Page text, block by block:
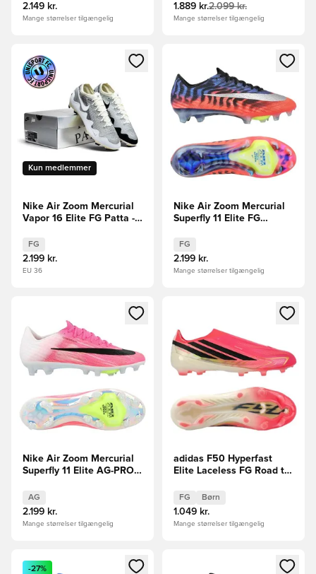
2.149 kr.
Mange størrelser tilgængelig
1.889 kr.2.099 kr.
Mange størrelser tilgængelig
Åbner en Modal til at logge ind eller tilmelde dig som
Kun medlemmer
Nike Air Zoom Mercurial
Vapor 16 Elite FG Patta -
EDITION
FG
2.199 kr.
EU 36
Åbner en Modal til at logge
Nike Air Zoom Mercurial
Superfly 11 Elite FG
LIMITED EDITION
FG
2.199 kr.
Mange størrelser tilgængelig
Åbner en Modal til at logge ind eller tilmelde dig som
Nike Air Zoom Mercurial
Superfly 11 Elite AG-PRO
AG
2.199 kr.
Mange størrelser tilgængelig
Åbner en Modal til at logge
adidas F50 Hyperfast
Elite Laceless FG Road to
Børn
FG Børn
1.049 kr.
Mange størrelser tilgængelig
Åbner en Modal til at logge ind eller tilmelde dig som
-27%
Åbner en Modal til at logge